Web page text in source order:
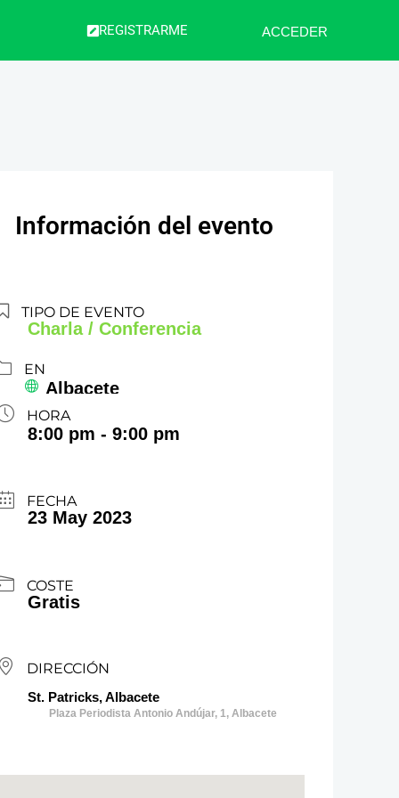
REGISTRARME ACCEDER
Información del evento
TIPO DE EVENTO
Charla / Conferencia
EN
Albacete
HORA
8:00 pm - 9:00 pm
FECHA
23 May 2023
COSTE
Gratis
DIRECCIÓN
St. Patricks, Albacete
Plaza Periodista Antonio Andújar, 1, Albacete